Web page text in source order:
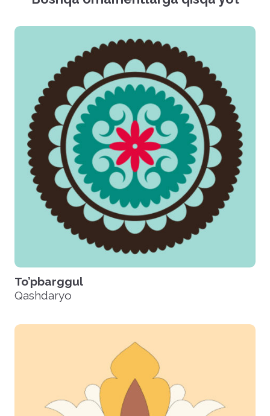
Rasmlar (PNG)
Hamma fayllarni yuklash
To’pbarggul
Qashdaryo